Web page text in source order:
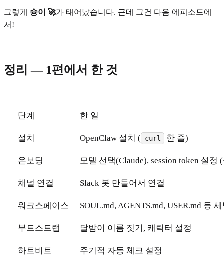
그렇게 슝이 🚀가 태어났습니다. 근데 그건 다음 에피소드에
서!
정리 — 1편에서 한 것
단계 한 일
설치 OpenClaw 설치 ( curl 한 줄)
온보딩 모델 선택(Claude), session token 설정
채널 연결 Slack 봇 만들어서 연결
워크스페이스 SOUL.md, AGENTS.md, USER.md 등
부트스트랩 달밤이 이름 짓기, 캐릭터 설정
하트비트 주기적 자동 체크 설정